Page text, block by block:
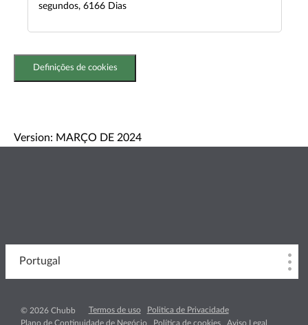
segundos, 6166 Dias
Definições de cookies
Version: MARÇO DE 2024
Portugal
© 2026 Chubb Termos de uso
Politica de Privacidade
Plano de Continuidade de Negócio
Política de cookies Aviso Legal